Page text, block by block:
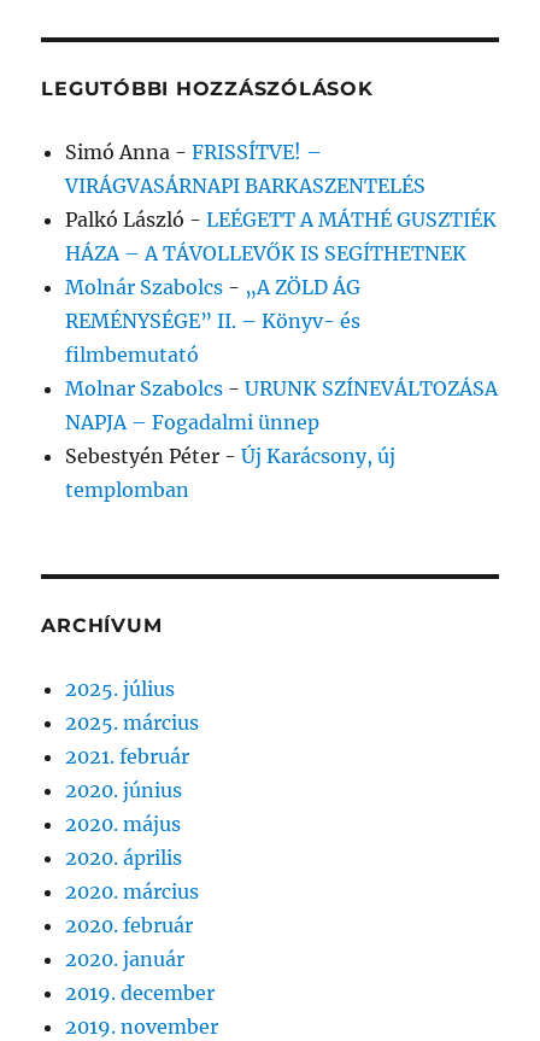
LEGUTÓBBI HOZZÁSZÓLÁSOK
Simó Anna -FRISSÍTVE! –
VIRÁGVASÁRNAPI BARKASZENTELÉS
Palkó László -LEÉGETT A MÁTHÉ GUSZTIÉK
HÁZA – A TÁVOLLEVŐK IS SEGÍTHETNEK
Molnár Szabolcs - „A ZÖLD ÁG
REMÉNYSÉGE” II. – Könyv- és
filmbemutató
Molnar Szabolcs -URUNK SZÍNEVÁLTOZÁSA
NAPJA – Fogadalmi ünnep
Sebestyén Péter -Új Karácsony, új
templomban
ARCHÍVUM
2025. július
2025. március
2021. február
2020. június
2020. május
2020. április
2020. március
2020. február
2020. január
2019. december
2019. november